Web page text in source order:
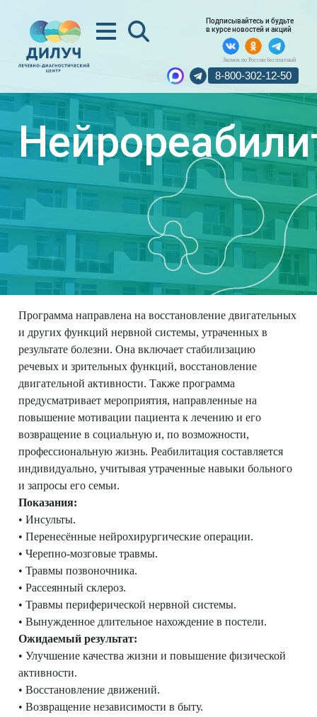
Подписывайтесь и будьте
в курсе новостей и акций
Звонок по России бесплатный
8-800-302-12-50
Программа направлена на восстановление двигательных
и других функций нервной системы, утраченных в
результате болезни. Она включает стабилизацию
речевых и зрительных функций, восстановление
двигательной активности. Также программа
предусматривает мероприятия, направленные на
повышение мотивации пациента к лечению и его
возвращение в социальную и, по возможности,
профессиональную жизнь. Реабилитация составляется
индивидуально, учитывая утраченные навыки больного
и запросы его семьи.
Показания:
• Инсульты.
• Перенесённые нейрохирургические операции.
• Черепно-мозговые травмы.
• Травмы позвоночника.
• Рассеянный склероз.
• Травмы периферической нервной системы.
• Вынужденное длительное нахождение в постели.
Ожидаемый результат:
• Улучшение качества жизни и повышение физической
активности.
• Восстановление движений.
• Возвращение независимости в быту.